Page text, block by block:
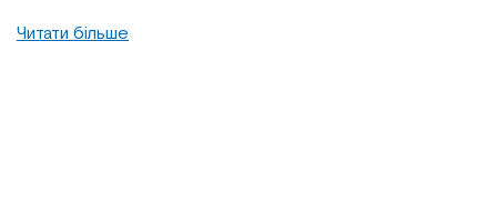
Читати більше